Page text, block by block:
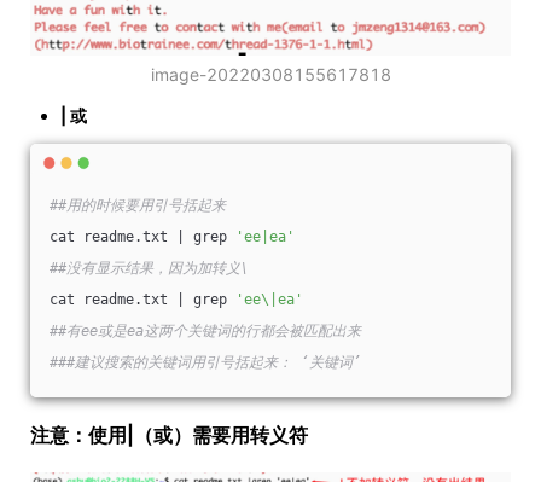
image-20220308155617818
| 或
##用的时候要用引号括起来
cat readme.txt | grep
'ee|ea'
##没有显示结果，因为加转义\
cat readme.txt | grep
'ee\|ea'
##有ee或是ea这两个关键词的行都会被匹配出来
###建议搜索的关键词用引号括起来： ‘关键词’
注意：使用|（或）需要用转义符